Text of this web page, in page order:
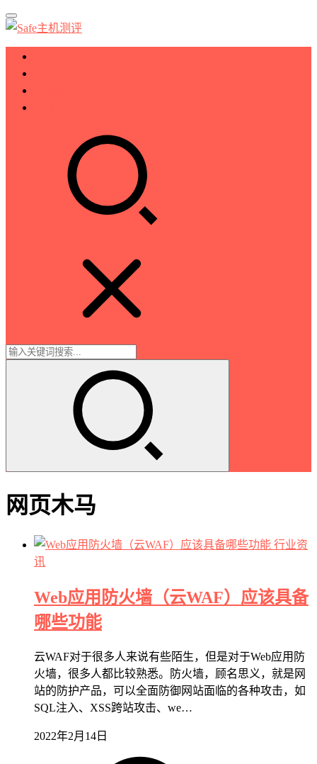
网页木马
行业资
讯
Web应用防火墙（云WAF）应该具备
哪些功能
云WAF对于很多人来说有些陌生，但是对于Web应用防
火墙，很多人都比较熟悉。防火墙，顾名思义，就是网
站的防护产品，可以全面防御网站面临的各种攻击，如
SQL注入、XSS跨站攻击、we…
2022年2月14日